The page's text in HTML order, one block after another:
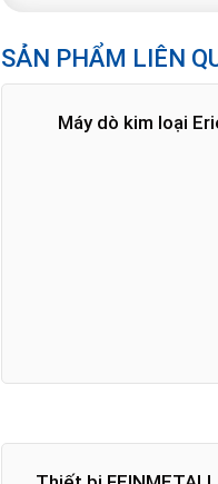
SẢN PHẨM LIÊN
Máy dò kim loại